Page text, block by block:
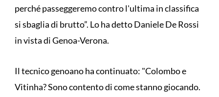
perché passeggeremo contro l'ultima in classifica
si sbaglia di brutto”. Lo ha detto Daniele De Rossi
in vista di Genoa-Verona.
Il tecnico genoano ha continuato: "Colombo e
Vitinha? Sono contento di come stanno giocando.